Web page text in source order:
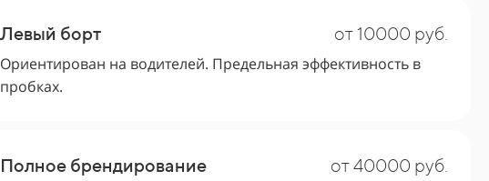
Левый борт от 10000 руб.
Ориентирован на водителей. Предельная эффективность в
пробках.
Полное брендирование от 40000 руб.